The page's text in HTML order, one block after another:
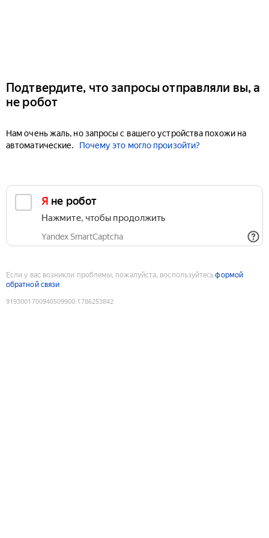
Подтвердите, что запросы отправляли вы, а
не робот
Нам очень жаль, но запросы с вашего устройства похожи на
автоматические.
Почему это могло произойти?
Я не робот
Нажмите, чтобы продолжить
Yandex SmartCaptcha
Если у вас возникли проблемы, пожалуйста, воспользуйтесьформой
обратной связи
9193001700940509900:1786253842